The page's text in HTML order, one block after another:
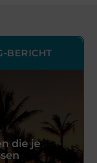
BERICHT
die je